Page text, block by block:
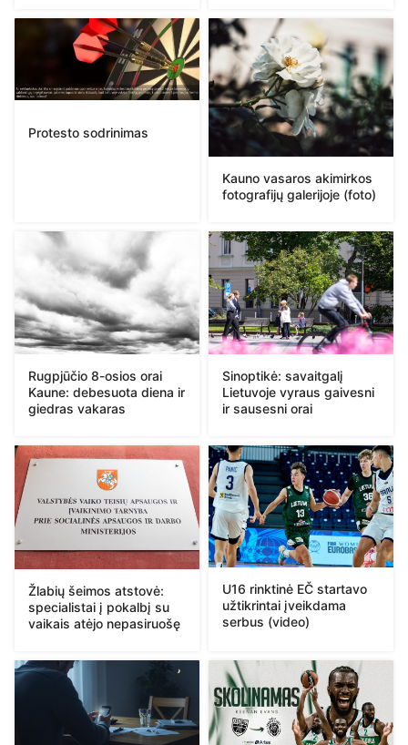
Protesto sodrinimas
Kauno vasaros akimirkos
fotografijų galerijoje (foto)
Rugpjūčio 8-osios orai
Kaune: debesuota diena ir
giedras vakaras
Sinoptikė: savaitgalį
Lietuvoje vyraus gaivesni
ir sausesni orai
Žlabių šeimos atstovė:
specialistai į pokalbį su
vaikais atėjo nepasiruošę
U16 rinktinė EČ startavo
užtikrintai įveikdama
serbus (video)